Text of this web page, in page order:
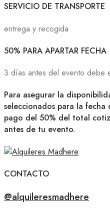
SERVICIO DE TRANSPORTE
entrega y recogida
50% PARA APARTAR FECHA
3 días antes del evento debe
Para asegurar la
seleccionados para la
pago del 50% del total
antes de tu evento.
CONTACTO
@alquileresmadhere